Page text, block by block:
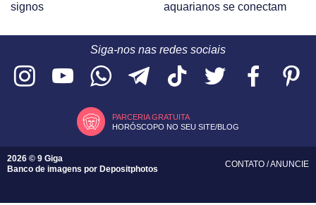
signos
aquarianos se conectam
Siga-nos nas redes sociais
PARCERIA GRATUITA
HORÓSCOPO NO SEU SITE/BLOG
2026 © 9 Giga
Banco de imagens por Depositphotos
CONTATO /ANUNCIE